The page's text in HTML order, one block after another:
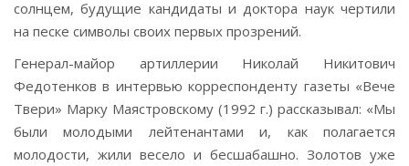
солнцем, будущие кандидаты и доктора наук чертили
на песке символы своих первых прозрений.
Генерал-майор артиллерии Николай Никитович
Федотенков в интервью корреспонденту газеты «Вече
Твери» Марку Маястровскому (1992 г.) рассказывал: «Мы
были молодыми лейтенантами и, как полагается
молодости, жили весело и бесшабашно. Золотов уже